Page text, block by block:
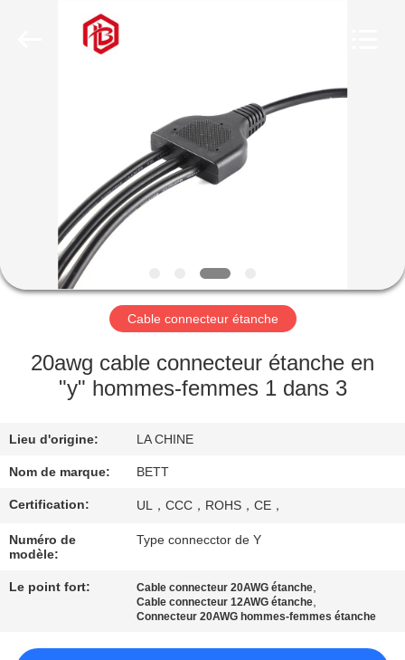
SUJET
DE
NOUS
VISITE
D'USINE
CONTRÔLE
DE
QUALITÉ
PLAN
DU
Cable connecteur étanche
20awg cable connecteur étanche en
"y" hommes-femmes 1 dans 3
Lieu d'origine: LA CHINE
Nom de marque: BETT
Certification: UL，CCC，ROHS，CE，
Numéro de
modèle:
Type connecctor de Y
Le point fort: Cable connecteur 20AWG étanche,
Cable connecteur 12AWG étanche,
Connecteur 20AWG hommes-femmes étanche